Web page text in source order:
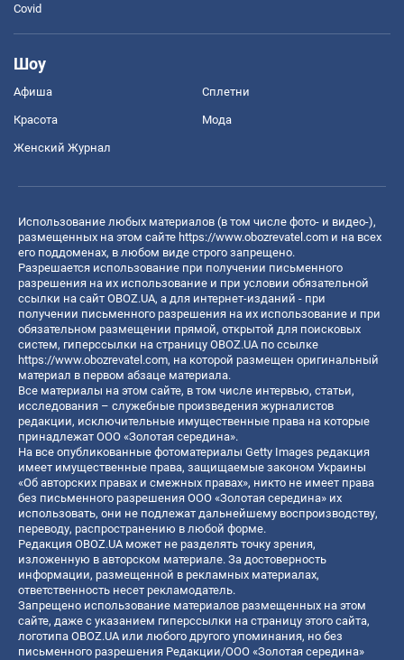
Covid
Шоу
Афиша Сплетни
Красота Мода
Женский Журнал
Использование любых материалов (в том числе фото- и видео-),
размещенных на этом сайте https://www.obozrevatel.com и на всех
его поддоменах, в любом виде строго запрещено.
Разрешается использование при получении письменного
разрешения на их использование и при условии обязательной
ссылки на сайт OBOZ.UA, а для интернет-изданий - при
получении письменного разрешения на их использование и при
обязательном размещении прямой, открытой для поисковых
систем, гиперссылки на страницу OBOZ.UA по ссылке
https://www.obozrevatel.com, на которой размещен оригинальный
материал в первом абзаце материала.
Все материалы на этом сайте, в том числе интервью, статьи,
исследования – служебные произведения журналистов
редакции, исключительные имущественные права на которые
принадлежат ООО «Золотая середина».
На все опубликованные фотоматериалы Getty Images редакция
имеет имущественные права, защищаемые законом Украины
«Об авторских правах и смежных правах», никто не имеет права
без письменного разрешения ООО «Золотая середина» их
использовать, они не подлежат дальнейшему воспроизводству,
переводу, распространению в любой форме.
Редакция OBOZ.UA может не разделять точку зрения,
изложенную в авторском материале. За достоверность
информации, размещенной в рекламных материалах,
ответственность несет рекламодатель.
Запрещено использование материалов размещенных на этом
сайте, даже с указанием гиперссылки на страницу этого сайта,
логотипа OBOZ.UA или любого другого упоминания, но без
письменного разрешения Редакции/ООО «Золотая середина»